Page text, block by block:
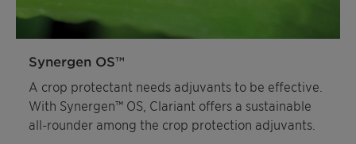
Synergen OS™
A crop protectant needs adjuvants to be effective.
With Synergen™ OS, Clariant offers a sustainable
all-rounder among the crop protection adjuvants.